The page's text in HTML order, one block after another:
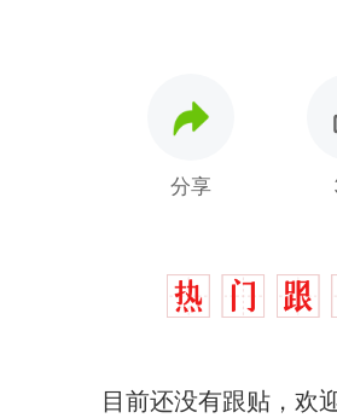
分享
目前还没有跟贴，欢